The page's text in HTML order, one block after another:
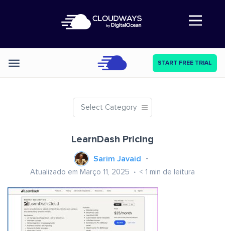
Abre a navegação
Categories START FREE TRIAL
Select Category
LearnDash Pricing
Sarim Javaid
Atualizado em Março 11, 2025 < 1 min de leitura